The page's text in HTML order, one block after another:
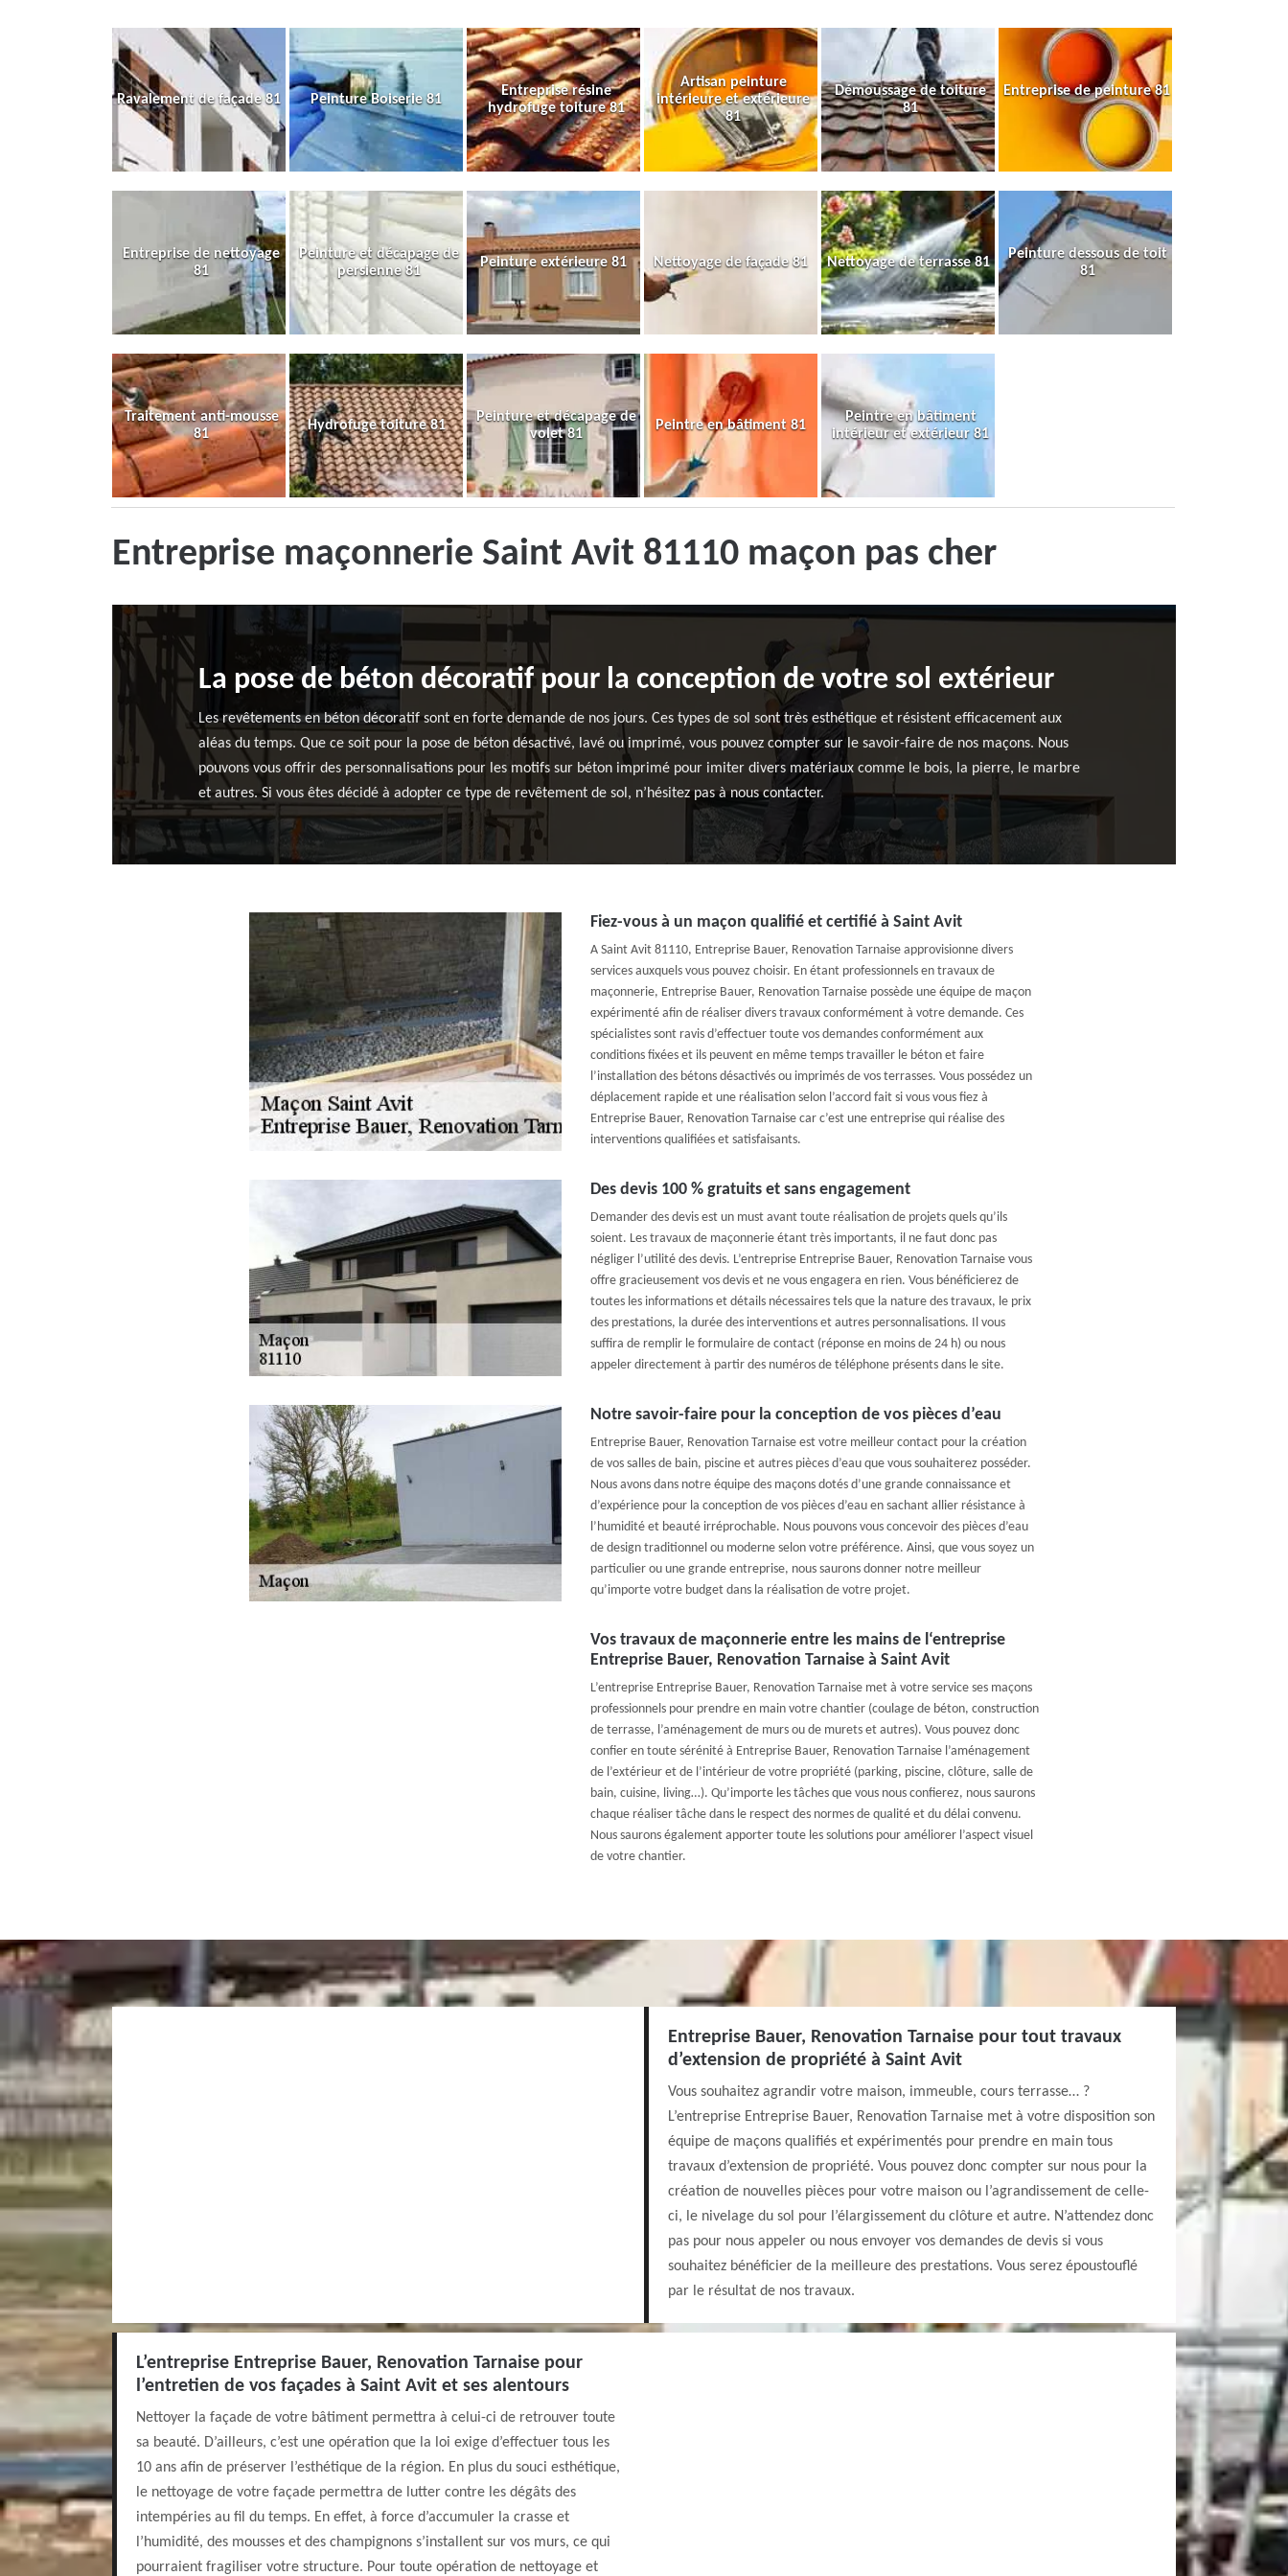
Ravalement de façade 81 Peinture Boiserie 81
Entreprise résine
hydrofuge toiture 81
Artisan peinture
intérieure et extérieure
81
Démoussage de toiture
81
Entreprise de peinture 81
Entreprise de nettoyage
81
Peinture et décapage de
persienne 81
Peinture extérieure 81 Nettoyage de façade 81 Nettoyage de terrasse 81
Peinture dessous de toit
81
Traitement anti-mousse
81
Hydrofuge toiture 81
Peinture et décapage de
volet 81
Peintre en bâtiment 81
Peintre en bâtiment
intérieur et extérieur 81
Entreprise maçonnerie Saint Avit 81110 maçon pas cher
La pose de béton décoratif pour la conception de votre sol extérieur
Les revêtements en béton décoratif sont en forte demande de nos jours. Ces types de sol sont très esthétique et résistent efficacement aux
aléas du temps. Que ce soit pour la pose de béton désactivé, lavé ou imprimé, vous pouvez compter sur le savoir-faire de nos maçons. Nous
pouvons vous offrir des personnalisations pour les motifs sur béton imprimé pour imiter divers matériaux comme le bois, la pierre, le marbre
et autres. Si vous êtes décidé à adopter ce type de revêtement de sol, n’hésitez pas à nous contacter.
Fiez-vous à un maçon qualifié et certifié à Saint Avit
A Saint Avit 81110, Entreprise Bauer, Renovation Tarnaise approvisionne divers
services auxquels vous pouvez choisir. En étant professionnels en travaux de
maçonnerie, Entreprise Bauer, Renovation Tarnaise possède une équipe de maçon
expérimenté afin de réaliser divers travaux conformément à votre demande. Ces
spécialistes sont ravis d’effectuer toute vos demandes conformément aux
conditions fixées et ils peuvent en même temps travailler le béton et faire
l’installation des bétons désactivés ou imprimés de vos terrasses. Vous possédez un
déplacement rapide et une réalisation selon l’accord fait si vous vous fiez à
Entreprise Bauer, Renovation Tarnaise car c’est une entreprise qui réalise des
interventions qualifiées et satisfaisants.
Des devis 100 % gratuits et sans engagement
Demander des devis est un must avant toute réalisation de projets quels qu’ils
soient. Les travaux de maçonnerie étant très importants, il ne faut donc pas
négliger l’utilité des devis. L’entreprise Entreprise Bauer, Renovation Tarnaise vous
offre gracieusement vos devis et ne vous engagera en rien. Vous bénéficierez de
toutes les informations et détails nécessaires tels que la nature des travaux, le prix
des prestations, la durée des interventions et autres personnalisations. Il vous
suffira de remplir le formulaire de contact (réponse en moins de 24 h) ou nous
appeler directement à partir des numéros de téléphone présents dans le site.
Notre savoir-faire pour la conception de vos pièces d’eau
Entreprise Bauer, Renovation Tarnaise est votre meilleur contact pour la création
de vos salles de bain, piscine et autres pièces d’eau que vous souhaiterez posséder.
Nous avons dans notre équipe des maçons dotés d’une grande connaissance et
d’expérience pour la conception de vos pièces d’eau en sachant allier résistance à
l’humidité et beauté irréprochable. Nous pouvons vous concevoir des pièces d’eau
de design traditionnel ou moderne selon votre préférence. Ainsi, que vous soyez un
particulier ou une grande entreprise, nous saurons donner notre meilleur
qu’importe votre budget dans la réalisation de votre projet.
Vos travaux de maçonnerie entre les mains de l‘entreprise
Entreprise Bauer, Renovation Tarnaise à Saint Avit
L’entreprise Entreprise Bauer, Renovation Tarnaise met à votre service ses maçons
professionnels pour prendre en main votre chantier (coulage de béton, construction
de terrasse, l’aménagement de murs ou de murets et autres). Vous pouvez donc
confier en toute sérénité à Entreprise Bauer, Renovation Tarnaise l’aménagement
de l’extérieur et de l’intérieur de votre propriété (parking, piscine, clôture, salle de
bain, cuisine, living…). Qu’importe les tâches que vous nous confierez, nous saurons
chaque réaliser tâche dans le respect des normes de qualité et du délai convenu.
Nous saurons également apporter toute les solutions pour améliorer l’aspect visuel
de votre chantier.
Entreprise Bauer, Renovation Tarnaise pour tout travaux
d’extension de propriété à Saint Avit
Vous souhaitez agrandir votre maison, immeuble, cours terrasse… ?
L’entreprise Entreprise Bauer, Renovation Tarnaise met à votre disposition son
équipe de maçons qualifiés et expérimentés pour prendre en main tous
travaux d’extension de propriété. Vous pouvez donc compter sur nous pour la
création de nouvelles pièces pour votre maison ou l’agrandissement de celle-
ci, le nivelage du sol pour l’élargissement du clôture et autre. N’attendez donc
pas pour nous appeler ou nous envoyer vos demandes de devis si vous
souhaitez bénéficier de la meilleure des prestations. Vous serez époustouflé
par le résultat de nos travaux.
L’entreprise Entreprise Bauer, Renovation Tarnaise pour
l’entretien de vos façades à Saint Avit et ses alentours
Nettoyer la façade de votre bâtiment permettra à celui-ci de retrouver toute
sa beauté. D’ailleurs, c’est une opération que la loi exige d’effectuer tous les
10 ans afin de préserver l’esthétique de la région. En plus du souci esthétique,
le nettoyage de votre façade permettra de lutter contre les dégâts des
intempéries au fil du temps. En effet, à force d’accumuler la crasse et
l’humidité, des mousses et des champignons s’installent sur vos murs, ce qui
pourraient fragiliser votre structure. Pour toute opération de nettoyage et